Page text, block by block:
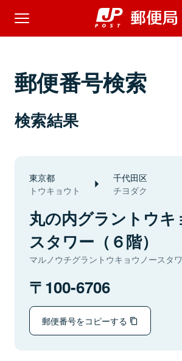
郵便番号検索
検索結果
東京都
トウキョウト
千代田区
チヨダク
丸の内グラントウキ
スタワー（６階）
マルノウチグラントウキョウノースタ
100-6706
郵便番号をコピーする